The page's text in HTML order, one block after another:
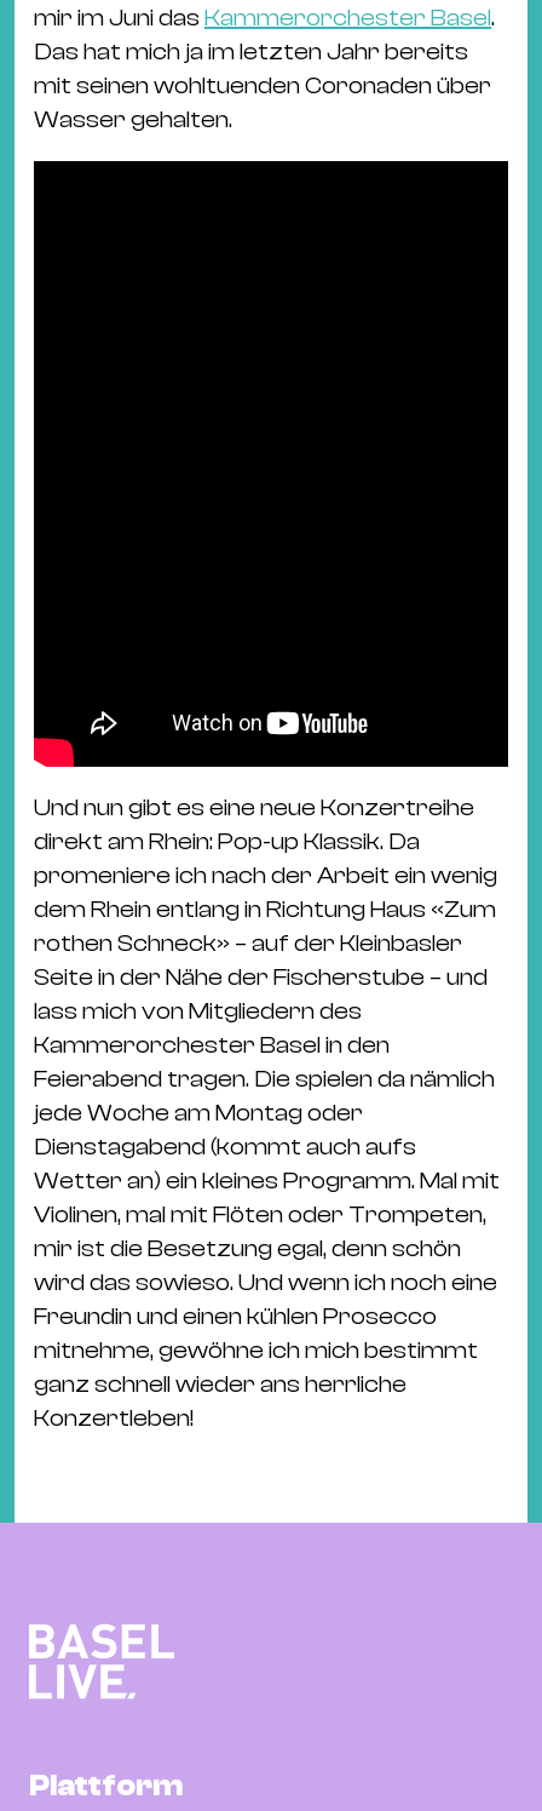
mir im Juni das Kammerorchester Basel.
Das hat mich ja im letzten Jahr bereits
mit seinen wohltuenden Coronaden über
Wasser gehalten.
Und nun gibt es eine neue Konzertreihe
direkt am Rhein: Pop-up Klassik. Da
promeniere ich nach der Arbeit ein wenig
dem Rhein entlang in Richtung Haus «Zum
rothen Schneck» – auf der Kleinbasler
Seite in der Nähe der Fischerstube – und
lass mich von Mitgliedern des
Kammerorchester Basel in den
Feierabend tragen. Die spielen da nämlich
jede Woche am Montag oder
Dienstagabend (kommt auch aufs
Wetter an) ein kleines Programm. Mal mit
Violinen, mal mit Flöten oder Trompeten,
mir ist die Besetzung egal, denn schön
wird das sowieso. Und wenn ich noch eine
Freundin und einen kühlen Prosecco
mitnehme, gewöhne ich mich bestimmt
ganz schnell wieder ans herrliche
Konzertleben!
Plattform